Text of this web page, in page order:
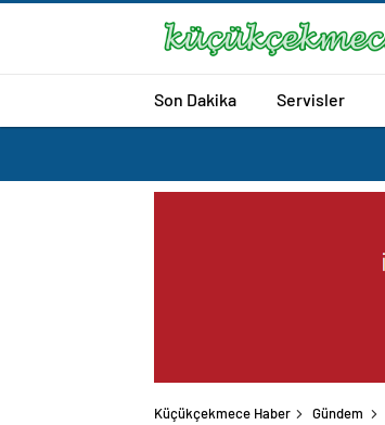
Son Dakika Servisler
Küçükçekmece Haber Gündem